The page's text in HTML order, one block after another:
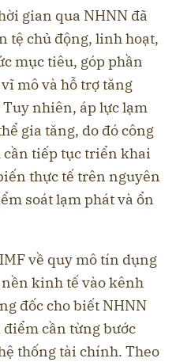
gian qua NHNN đã
tệ chủ động, linh hoạt,
mục tiêu, góp phần
mô và hỗ trợ tăng
nhiên, áp lực lạm
gia tăng, do đó công
cần tiếp tục triển khai
thực tế trên nguyên
soát lạm phát và ổn
về quy mô tín dụng
kinh tế vào kênh
đốc cho biết NHNN
cần từng bước
thống tài chính. Theo